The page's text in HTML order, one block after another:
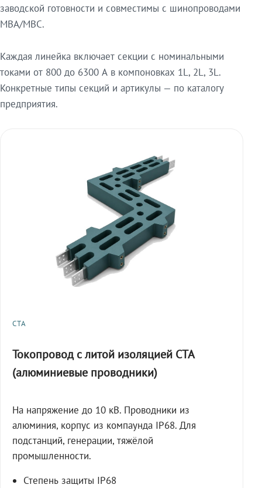
заводской готовности и совместимы с шинопроводами
МВА/МВС.
Каждая линейка включает секции с номинальными
токами от 800 до 6300 А в компоновках 1L, 2L, 3L.
Конкретные типы секций и артикулы — по каталогу
предприятия.
СТА
Токопровод с литой изоляцией СТА
(алюминиевые проводники)
На напряжение до 10 кВ. Проводники из
алюминия, корпус из компаунда IP68. Для
подстанций, генерации, тяжёлой
промышленности.
Степень защиты IP68